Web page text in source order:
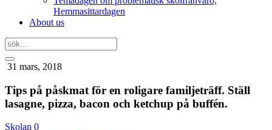
Hemmasittardagen
About us
31 mars, 2018
Tips på påskmat för en roligare familjeträff. Ställ
lasagne, pizza, bacon och ketchup på buffén.
Skolan 0